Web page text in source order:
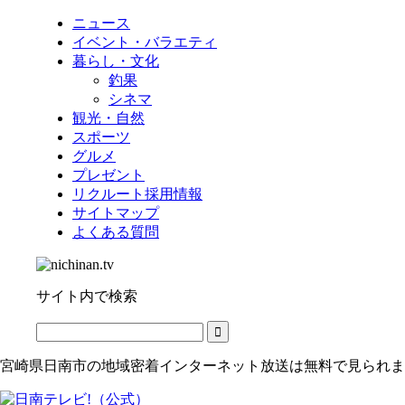
ニュース
イベント・バラエティ
暮らし・文化
釣果
シネマ
観光・自然
スポーツ
グルメ
プレゼント
リクルート採用情報
サイトマップ
よくある質問
サイト内で検索
宮崎県日南市の地域密着インターネット放送は無料で見られ